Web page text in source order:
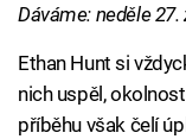
Dáváme: neděle 27.
Ethan Hunt si
nich uspěl,
příběhu však čelí